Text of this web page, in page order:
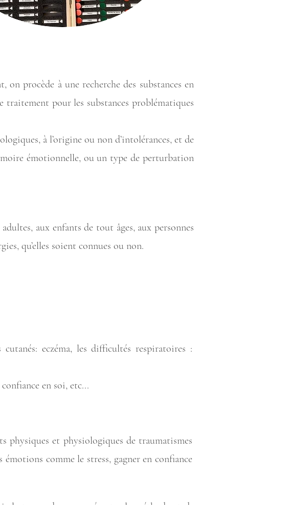
procède à une recherche des substances en
traitement pour les substances problématiques
à l’origine ou non d’intolérances, et de
émotionnelle, ou un type de perturbation
aux enfants de tout âges, aux personnes
qu’elles soient connues ou non.
eczéma, les difficultés respiratoires :
en soi, etc...
physiques et physiologiques de traumatismes
comme le stress, gagner en confiance